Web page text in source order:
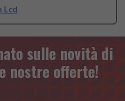
Lcd
sulle novità di
nostre offerte!